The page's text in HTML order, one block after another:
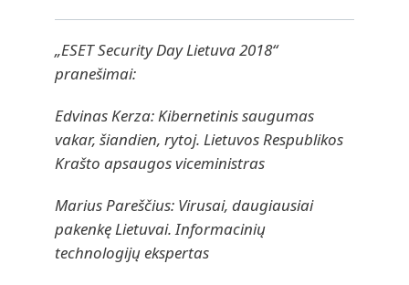
„ESET Security Day Lietuva 2018“
pranešimai:
Edvinas Kerza: Kibernetinis saugumas
vakar, šiandien, rytoj. Lietuvos Respublikos
Krašto apsaugos viceministras
Marius Pareščius: Virusai, daugiausiai
pakenkę Lietuvai. Informacinių
technologijų ekspertas